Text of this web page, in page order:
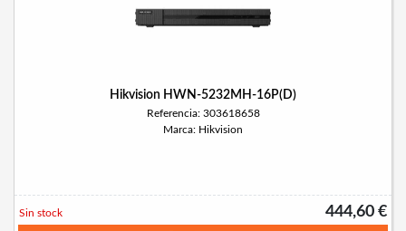
Hikvision HWN-5232MH-16P(D)
Referencia: 303618658
Marca: Hikvision
444,60 €
Sin stock